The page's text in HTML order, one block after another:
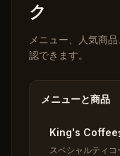
ク
メニュー、人気商
認できます。
メニューと商品
King's Coffee
スペシャルティコ